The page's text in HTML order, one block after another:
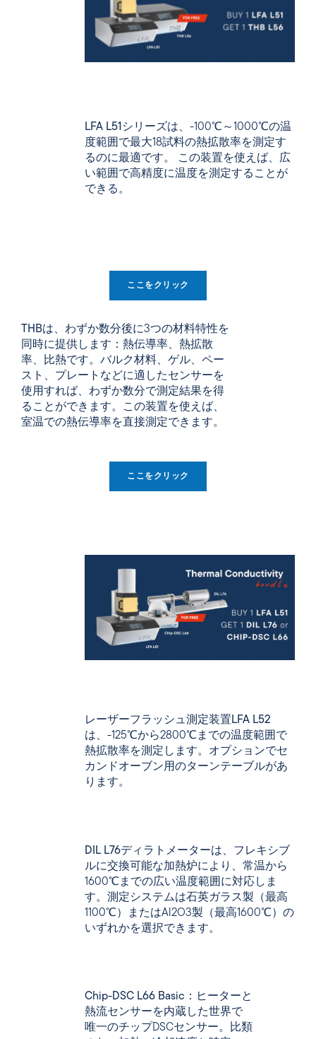
LFA L51 シリーズは、-100℃～1000℃の温
度範囲で最大18試料の熱拡散率を測定す
るのに最適です。 この装置を使えば、広
い範囲で高精度に温度を測定することが
できる。
ここをクリック
THBは、わずか数分後に3つの材料特性を
同時に提供します：熱伝導率、熱拡散
率、比熱です。バルク材料、ゲル、ペー
スト、プレートなどに適したセンサーを
使用すれば、わずか数分で測定結果を得
ることができます。この装置を使えば、
室温での熱伝導率を直接測定できます。
ここをクリック
レーザーフラッシュ測定装置LFA L52
は、-125℃から2800℃までの温度範囲で
熱拡散率を測定します。オプションでセ
カンドオーブン用のターンテーブルがあ
ります。
DIL L76ディラトメーターは、フレキシブ
ルに交換可能な加熱炉により、常温から
1600℃までの広い温度範囲に対応しま
す。測定システムは石英ガラス製（最高
1100℃）またはAl2O3製（最高1600℃）の
いずれかを選択できます。
Chip-DSC L66 Basic ：ヒーターと
熱流センサーを内蔵した世界で
唯一のチップDSCセンサー。比類